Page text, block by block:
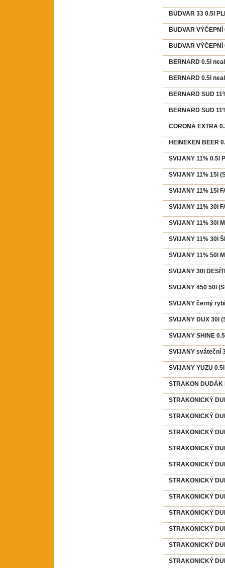
BUDVAR 33 0.5l
BUDVAR
BUDVAR
BERNARD 0.5l
BERNARD 0.5l
BERNARD SUD
BERNARD SUD
CORONA EXTRA
HEINEKEN BEER
SVIJANY 11% 0.5l
SVIJANY 11% 15l
SVIJANY 11% 15l
SVIJANY 11% 30l
SVIJANY 11% 30l
SVIJANY 11% 30l
SVIJANY 11% 50l
SVIJANY 30l
SVIJANY 450 50l
SVIJANY černý
SVIJANY DUX 30l
SVIJANY SHINE
SVIJANY sváteční
SVIJANY YUZU
STRAKON DUDÁK
STRAKONICKÝ
STRAKONICKÝ
STRAKONICKÝ
STRAKONICKÝ
STRAKONICKÝ
STRAKONICKÝ
STRAKONICKÝ
STRAKONICKÝ
STRAKONICKÝ
STRAKONICKÝ
STRAKONICKÝ